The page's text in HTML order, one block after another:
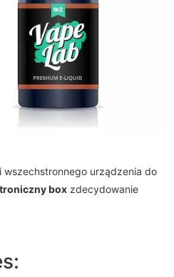
urządzenia do
box zdecydowanie